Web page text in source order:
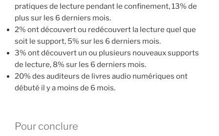
pratiques de lecture pendant le confinement, 13% de
plus sur les 6 derniers mois.
2% ont découvert ou redécouvert la lecture quel que
soit le support, 5% sur les 6 derniers mois.
3% ont découvert un ou plusieurs nouveaux supports
de lecture, 8% sur les 6 derniers mois.
20% des auditeurs de livres audio numériques ont
débuté il y a moins de 6 mois.
Pour conclure